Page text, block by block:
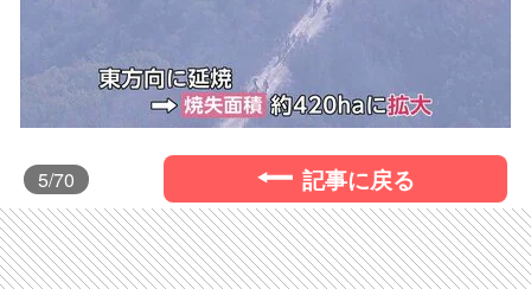
5/70 記事に戻る